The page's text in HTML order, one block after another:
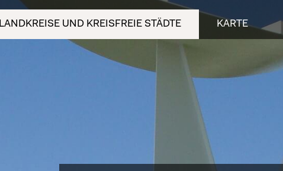
LANDKREISE UND KREISFREIE STÄDTE KARTE